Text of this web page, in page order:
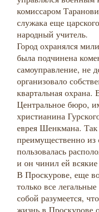
комиссаром
служака еще
народный учитель.
Город охранялся
была подчинена
самоуправление, не
организовало
квартальная охрана.
Центральное бюро,
христианина
еврея Шенкмана. Так
преимущественно из
пользовалась
и он чинил ей всякие
В Проскурове, еще
только все
собой разумеется,
жизнь в Проскурове